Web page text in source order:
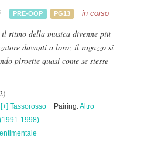
PRE-OOP PG13 in corso
ritmo della musica divenne più
davanti a loro; il ragazzo si
piroette quasi come se stesse
[+] Tassorosso Pairing:Altro
1998)